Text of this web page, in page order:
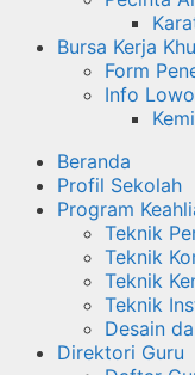
Bursa Kerja
Form
Info
Beranda
Profil Sekolah
Program
Teknik
Teknik
Teknik
Teknik
Desain
Direktori Guru